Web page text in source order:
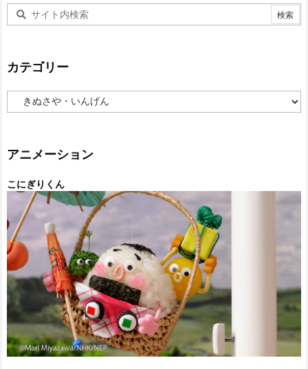
カテゴリー
ー
アニメーション
こにぎりくん